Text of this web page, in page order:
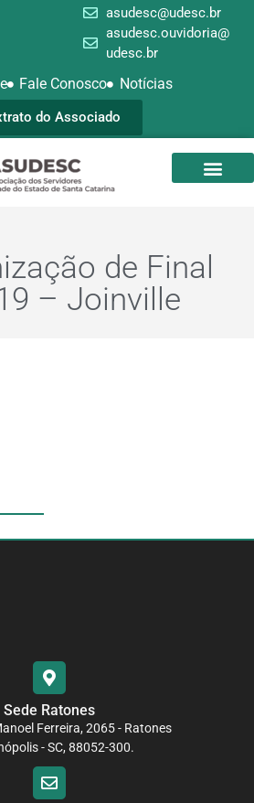
asudesc@udesc.br
asudesc.ouvidoria@
udesc.br
Fale Conosco Notícias
do Associado
de Final
– Joinville
Sede Ratones
Ferreira, 2065 - Ratones
- SC, 88052-300.